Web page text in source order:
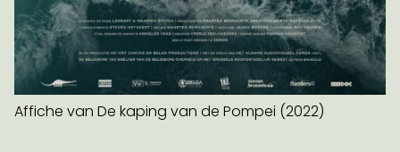
Affiche van De kaping van de Pompei (2022)